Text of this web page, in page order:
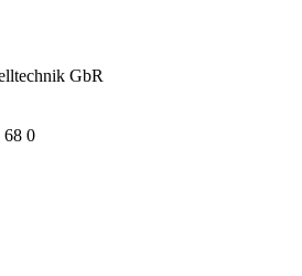
GbR
68 0